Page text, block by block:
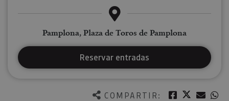
COMPARTIR: Facebook
Twitter
Pamplona, Plaza de Toros de Pamplona
Reservar entradas